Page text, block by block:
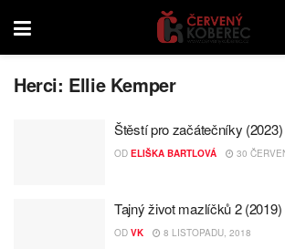
Herci: Ellie Kemper
Štěstí pro začátečníky (2023)
OD ELIŠKA BARTLOVÁ 30
Tajný život mazlíčků 2 (2019)
OD VK 8 LISTOPADU, 2018